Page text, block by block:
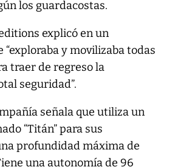
los guardacostas.
explicó en un
“exploraba y movilizaba todas
traer de regreso la
seguridad”.
señala que utiliza un
“Titán” para sus
profundidad máxima de
una autonomía de 96